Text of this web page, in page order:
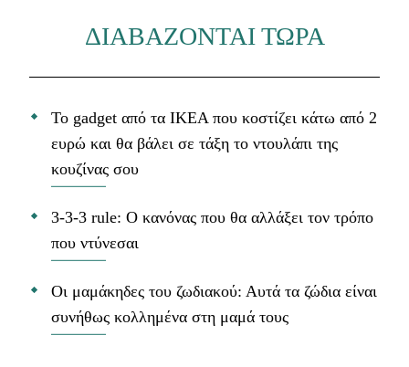
ΔΙΑΒΑΖΟΝΤΑΙ ΤΩΡΑ
Το gadget από τα IKEA που κοστίζει κάτω από 2
ευρώ και θα βάλει σε τάξη το ντουλάπι της
κουζίνας σου
3-3-3 rule: Ο κανόνας που θα αλλάξει τον τρόπο
που ντύνεσαι
Οι μαμάκηδες του ζωδιακού: Αυτά τα ζώδια είναι
συνήθως κολλημένα στη μαμά τους